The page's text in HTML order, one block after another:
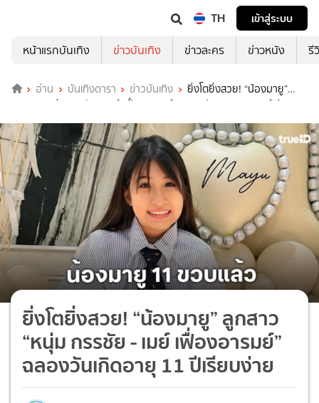
TH
เข้าสู่ระบบ
หน้าแรกบันเทิง
ข่าวบันเทิง ข่าวละคร ข่าวหนัง รี
อ่าน บันเทิงดารา ข่าวบันเทิง
ยิ่งโตยิ่งสวย! “น้องมายู”
ลูกสาว “หนุ่ม กรรชัย - เมย์ เฟื่องอารมย์” ฉลองวันเกิดอายุ 11 ปีเรียบ
ยิ่งโตยิ่งสวย! “น้องมายู” ลูกสาว
“หนุ่ม กรรชัย - เมย์ เฟื่องอารมย์”
ฉลองวันเกิดอายุ 11 ปีเรียบง่าย